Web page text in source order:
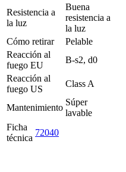
Resistencia a
la luz
Buena
resistencia a
la luz
Cómo retirar
Pelable
Reacción al
fuego EU
B-s2, d0
Reacción al
fuego US
Class A
Mantenimiento
Súper
lavable
Ficha
técnica
72040